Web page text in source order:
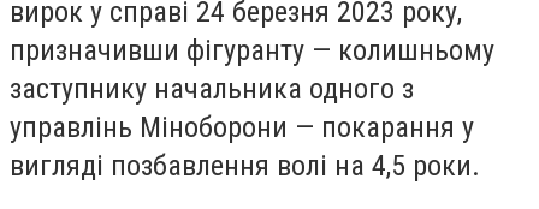
вирок у справі 24 березня 2023 року,
призначивши фігуранту — колишньому
заступнику начальника одного з
управлінь Міноборони — покарання у
вигляді позбавлення волі на 4,5 роки.